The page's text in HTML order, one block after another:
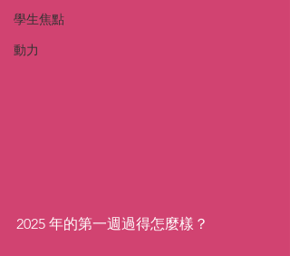
學生焦點
動力
2025 年的第一週過得怎麼樣？